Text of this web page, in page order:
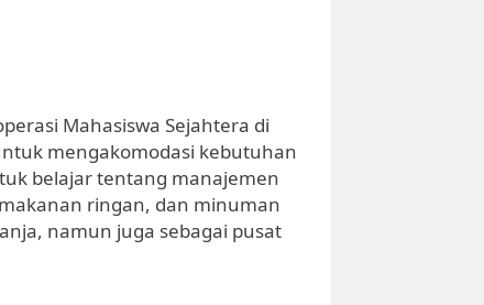
Mahasiswa Sejahtera di
mengakomodasi kebutuhan
belajar tentang manajemen
ringan, dan minuman
namun juga sebagai pusat